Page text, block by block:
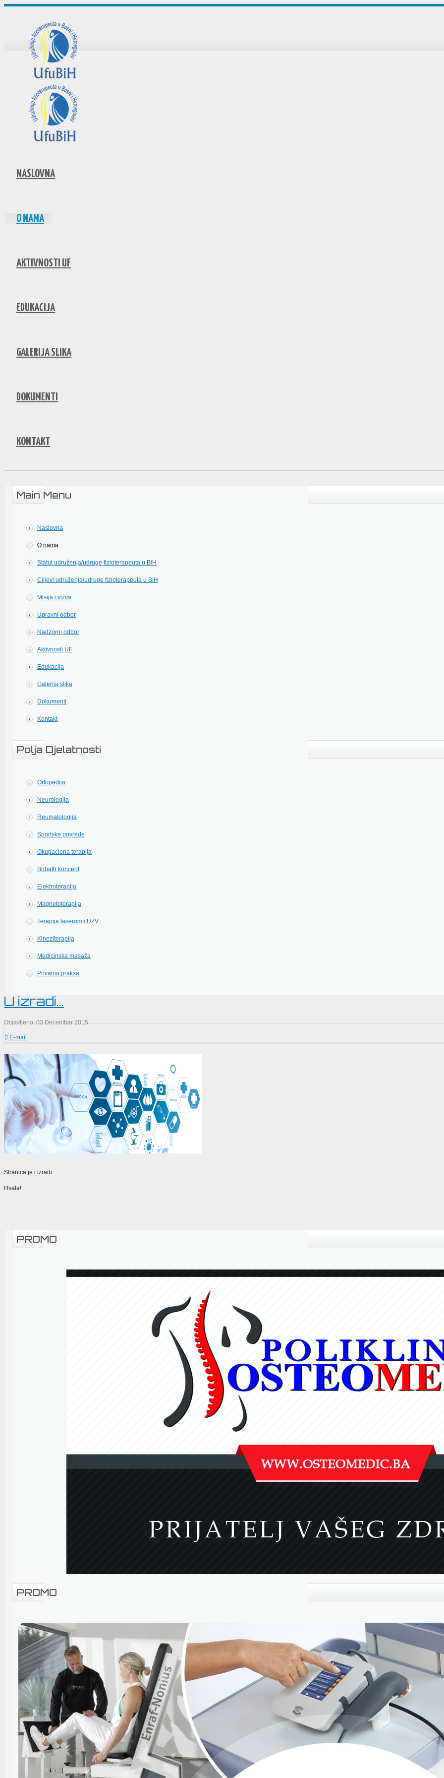
NASLOVNA
O NAMA
AKTIVNOSTI UF
EDUKACIJA
GALERIJA SLIKA
DOKUMENTI
KONTAKT
Main Menu
Naslovna
O nama
Statut udruženja/udruge fizioterapeuta u BiH
Ciljevi udruženja/udruge fizioterapeuta u BiH
Misija i vizija
Upravni odbor
Nadzorni odbor
Aktivnosti UF
Edukacija
Galerija slika
Dokumenti
Kontakt
Polja Djelatnosti
Ortopedija
Neurologija
Reumatologija
Sportske povrede
Okupaciona terapija
Bobath koncept
Elektroterapija
Magnetoterapija
Terapija laserom i UZV
Kineziterapija
Medicinska masaža
Privatna praksa
U izradi...
Objavljeno: 03 Decembar 2015
E-mail
Stranica je i izradi...
Hvala!
PROMO
PROMO